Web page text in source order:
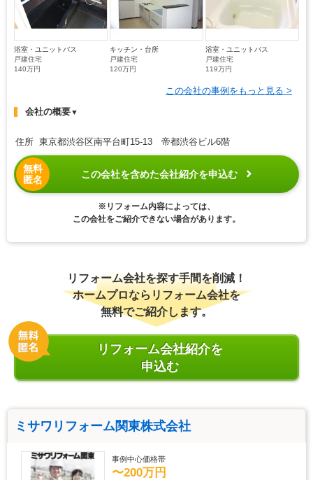
浴室・ユニットバス
戸建住宅
140万円
キッチン・台所
戸建住宅
120万円
浴室・ユニットバス
戸建住宅
119万円
この会社の事例をもっと見る >
会社の概要▼
住所 東京都渋谷区南平台町15-13 帝都渋谷ビル6階
無料
匿名
この会社を含めた会社紹介を申込む
※リフォーム内容によっては、
この会社をご紹介できない場合があります。
リフォーム会社を探す手間を削減！
ホームプロならリフォーム会社を
無料でご紹介します。
リフォーム会社紹介を
申込む
ミサワリフォーム関東株式会社
事例中心価格帯
〜200万円